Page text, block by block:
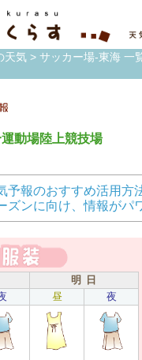
天気 > サッカー場-東海 一
動場陸上競技場
予報のおすすめ活用方
ズンに向け、情報がパ
明 日
昼 夜